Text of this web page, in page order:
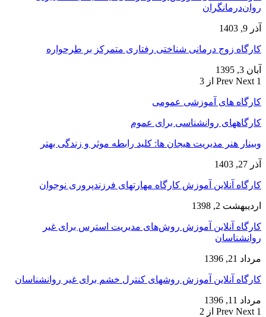
روان‌درمانگران
آذر 9, 1403
کارگاه زوج‌ درمانی شناختی رفتاری متمرکز بر طرحواره
آبان 3, 1395
Prev Next 1 از 3
کارگاه های آموزشی عمومی
کارگاههای روانشناسی برای عموم
وبینار هنر مدیریت هیجان ها: کلید رابطه موثر و زندگی بهتر
آذر 27, 1403
کارگاه آنلاین آموزش کارگاه مهارتهای فرزندپروری نوجوان
اردیبهشت 2, 1398
کارگاه آنلاین آموزش روش‌های مدیریت استرس برای غیر
روانشناسان
مرداد 21, 1396
کارگاه آنلاین آموزش روشهای کنترل خشم برای غیر روانشناسان
مرداد 11, 1396
Prev Next 1 از 2